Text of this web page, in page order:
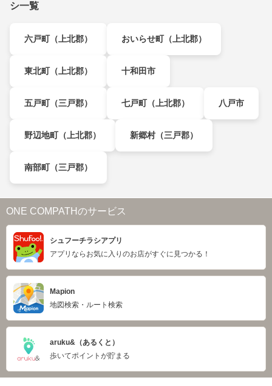
シ一覧
六戸町（上北郡） おいらせ町（上北郡）
東北町（上北郡） 十和田市
五戸町（三戸郡） 七戸町（上北郡） 八戸市
野辺地町（上北郡） 新郷村（三戸郡）
南部町（三戸郡）
ONE COMPATHのサービス
シュフーチラシアプリ
アプリならお気に入りのお店がすぐに見つかる！
Mapion
地図検索・ルート検索
aruku&（あるくと）
歩いてポイントが貯まる